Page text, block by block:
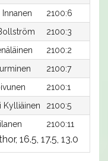
2100:6
2100:3
2100:2
2100:7
2100:1
Kylliäinen 2100:5
2100:11
16.5, 17.5, 13.0